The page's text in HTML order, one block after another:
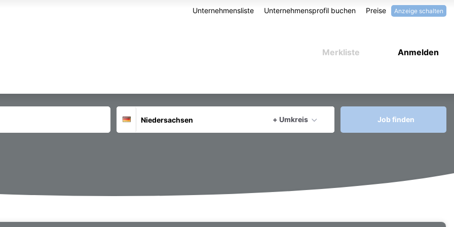
Anzeige schalten
Unternehmensliste Unternehmensprofil buchen Preise
Anmelden
Merkliste
Deutschland
+ Umkreis
aktuellen Ort verwenden
Job finden